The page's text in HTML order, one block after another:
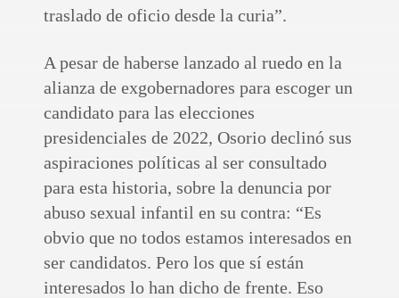
traslado de oficio desde la curia”.
A pesar de haberse lanzado al ruedo en la
alianza de exgobernadores para escoger un
candidato para las elecciones
presidenciales de 2022, Osorio declinó sus
aspiraciones políticas al ser consultado
para esta historia, sobre la denuncia por
abuso sexual infantil en su contra: “Es
obvio que no todos estamos interesados en
ser candidatos. Pero los que sí están
interesados lo han dicho de frente. Eso